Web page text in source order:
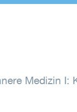
Medizin I: